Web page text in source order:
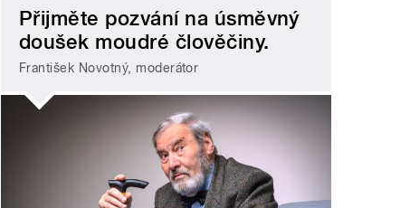
Přijměte pozvání na úsměvný
doušek moudré člověčiny.
František Novotný, moderátor